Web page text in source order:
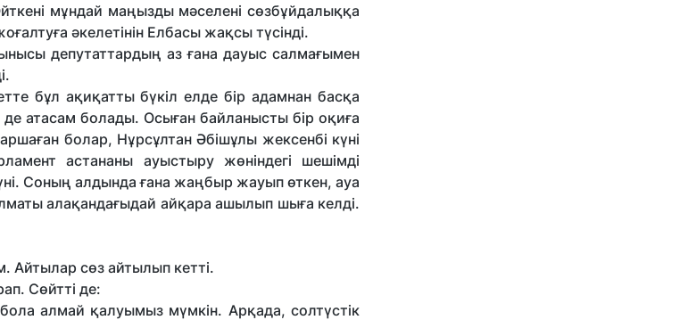
мұндай маңызды мәселені сөзбұйдалыққа
әкелетінін Елбасы жақсы түсінді.
депутаттардың аз ғана дауыс салма­ғы­мен
бұл ақиқатты бүкіл елде бір адамнан басқа
атасам болады. Осыған байланысты бір оқиға
болар, Нұрсұлтан Әбiшұлы жексенбi күнi
астананы ауыстыру жөнiндегi шешiмдi
Соның алдында ғана жаңбыр жауып өткен, ауа
алақандағыдай айқара ашылып шыға келдi.
Айтылар сөз айтылып кеттi.
Сөйттi де:
алмай қалуымыз мүмкiн. Арқада, солтүстiк